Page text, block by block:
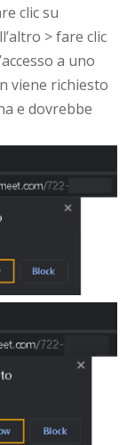
clic su
> fare clic
a uno
viene richiesto
e dovrebbe